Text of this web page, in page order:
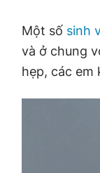
Một số sinh
và ở chung
hẹp, các em